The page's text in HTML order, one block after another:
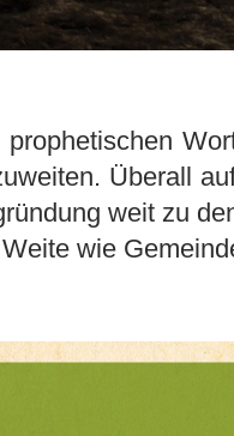
prophetischen
Überall
weit zu
wie